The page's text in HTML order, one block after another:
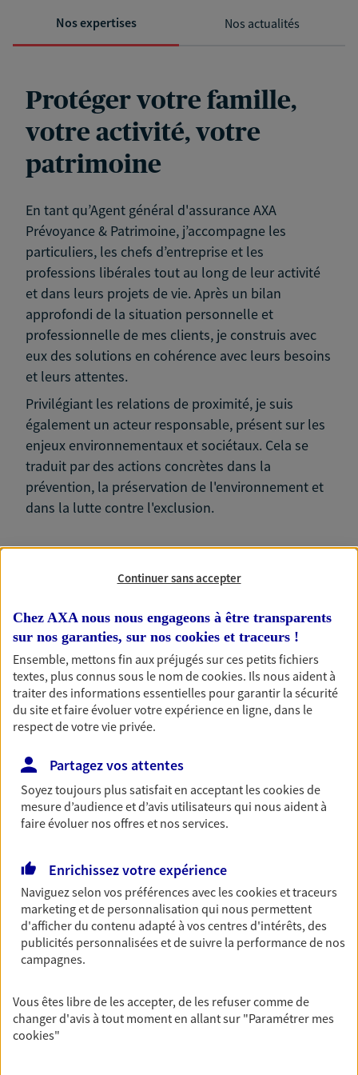
Nos expertises Nos actualités
Protéger votre famille,
votre activité, votre
patrimoine
En tant qu’Agent général d'assurance AXA
Prévoyance & Patrimoine, j’accompagne les
particuliers, les chefs d’entreprise et les
professions libérales tout au long de leur activité
et dans leurs projets de vie. Après un bilan
approfondi de la situation personnelle et
professionnelle de mes clients, je construis avec
eux des solutions en cohérence avec leurs besoins
et leurs attentes.
Privilégiant les relations de proximité, je suis
également un acteur responsable, présent sur les
enjeux environnementaux et sociétaux. Cela se
traduit par des actions concrètes dans la
prévention, la préservation de l'environnement et
dans la lutte contre l'exclusion.
Nos expertises
Accompagner les
professionnels et les
entreprises
Comme vous, nous sommes des indépendants. Nous
bâtissons ensemble des solutions cohérentes pour
protéger votre activité, vos collaborateurs... mais aussi
vous-même et votre famille.
Accompagner vos projets de
vie
Achat immobilier, installation, départ à la retraite…
Autant de moments de vie qui nécessitent des solutions
d'assurance et d'épargne. Recevez un conseil d'expert
cohérent avec vos besoins
Vous aider à constituer une
épargne
Continuer sans accepter
Chez AXA nous nous engageons à être transparents
sur nos garanties, sur nos cookies et traceurs !
Ensemble, mettons fin aux préjugés sur ces petits fichiers
textes, plus connus sous le nom decookies. Ils nous aident à
traiter des informations essentielles pour garantir la sécurité
du site et faire évoluer votre expérience en ligne, dans le
respect de votre vie privée.
Partagez vos attentes
Soyez toujours plus satisfait en acceptant lescookiesde
mesure d’audience et d’avis utilisateurs qui nous aident à
faire évoluer nos offres et nos services.
Enrichissez votre expérience
Naviguez selon vos préférences avec lescookies et traceurs
marketing et de personnalisation qui nous permettent
d'afficher du contenu adapté à vos centres d'intérêts, des
publicités personnalisées et de suivre la performance de nos
campagnes.
Vous êtes libre de les accepter, de les refuser comme de
changer d'avis à tout moment en allant sur "Paramétrer mes
cookies"